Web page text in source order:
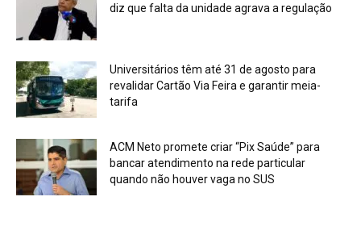
diz que falta da unidade agrava a regulação
Universitários têm até 31 de agosto para
revalidar Cartão Via Feira e garantir meia-
tarifa
ACM Neto promete criar “Pix Saúde” para
bancar atendimento na rede particular
quando não houver vaga no SUS